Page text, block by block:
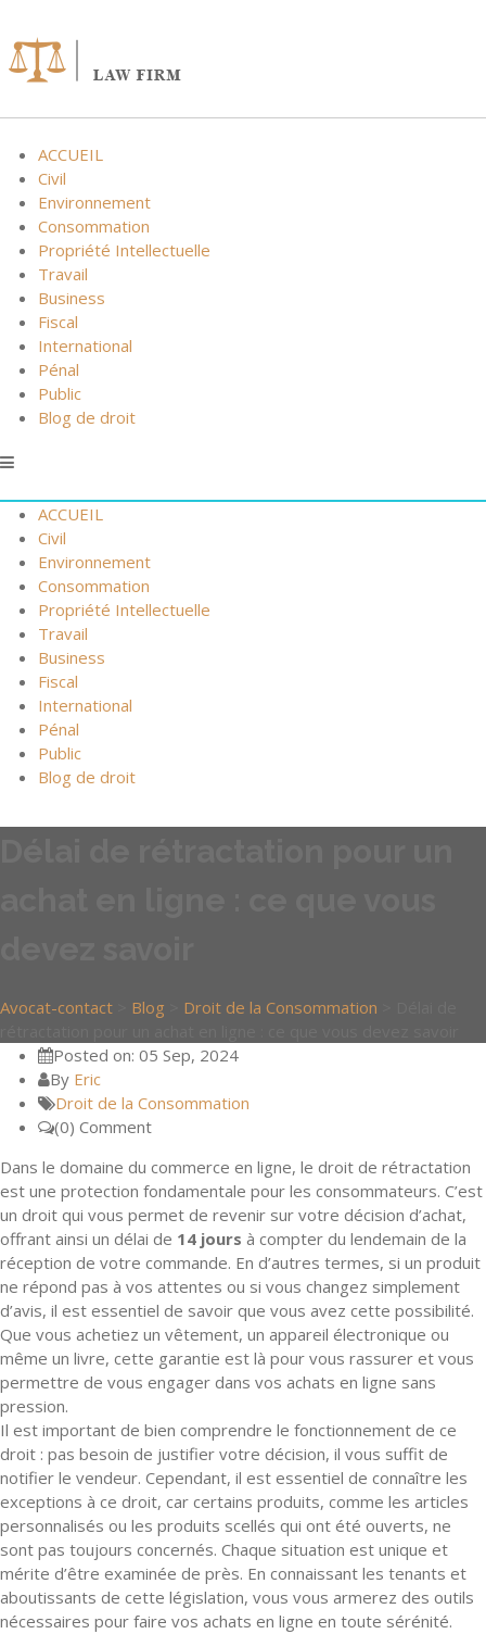
content
ACCUEIL
Civil
Environnement
Consommation
Propriété Intellectuelle
Travail
Business
Fiscal
International
Pénal
Public
Blog de droit
ACCUEIL
Civil
Environnement
Consommation
Propriété Intellectuelle
Travail
Business
Fiscal
International
Pénal
Public
Blog de droit
Avocat-contact Blog Droit de la Consommation
Posted on: 05 Sep, 2024
By Eric
Droit de la Consommation
(0) Comment
Dans le domaine du commerce en ligne, le droit de rétractation
est une protection fondamentale pour les consommateurs. C’est
un droit qui vous permet de revenir sur votre décision d’achat,
offrant ainsi un délai de 14 jours à compter du lendemain de la
réception de votre commande. En d’autres termes, si un produit
ne répond pas à vos attentes ou si vous changez simplement
d’avis, il est essentiel de savoir que vous avez cette possibilité.
Que vous achetiez un vêtement, un appareil électronique ou
même un livre, cette garantie est là pour vous rassurer et vous
permettre de vous engager dans vos achats en ligne sans
pression.
Il est important de bien comprendre le fonctionnement de ce
droit : pas besoin de justifier votre décision, il vous suffit de
notifier le vendeur. Cependant, il est essentiel de connaître les
exceptions à ce droit, car certains produits, comme les articles
personnalisés ou les produits scellés qui ont été ouverts, ne
sont pas toujours concernés. Chaque situation est unique et
mérite d’être examinée de près. En connaissant les tenants et
aboutissants de cette législation, vous vous armerez des outils
nécessaires pour faire vos achats en ligne en toute sérénité.